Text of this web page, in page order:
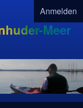
User
Anmelden
Meer